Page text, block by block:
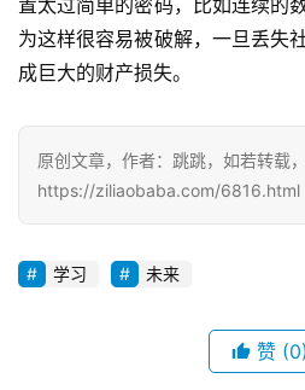
为这样很容易被破解，一旦丢失
成巨大的财产损失。
原创文章，作者：跳跳，如若转载
https://ziliaobaba.com/6816.html
学习 未来
赞 (0)